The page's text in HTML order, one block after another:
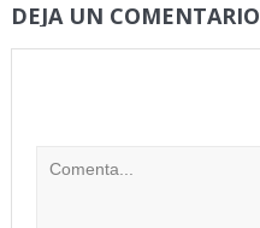
DEJA UN COMENTARIO